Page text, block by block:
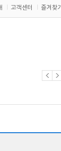
고객센터 즐겨찾기